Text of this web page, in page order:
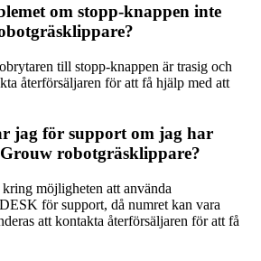
om stopp-knappen inte
till stopp-knappen är trasig och
återförsäljaren för att få hjälp med att
jag för support om jag har
robotgräsklippare?
möjligheten att använda
för support, då numret kan vara
att kontakta återförsäljaren för att få